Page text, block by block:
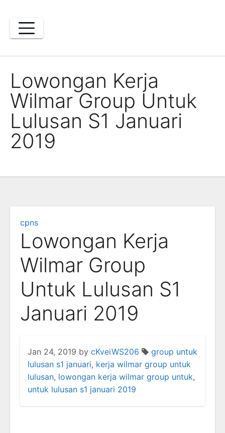
content
Lowongan Kerja
Wilmar Group Untuk
Lulusan S1 Januari
2019
cpns
Lowongan Kerja
Wilmar Group
Untuk Lulusan S1
Januari 2019
Jan 24, 2019 by cKveiWS206
group untuk
lulusan s1 januari, kerja wilmar group untuk
lulusan, lowongan kerja wilmar group untuk,
untuk lulusan s1 januari 2019